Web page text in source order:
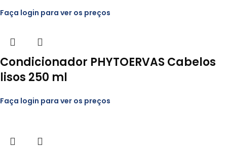
comentar.
You have to be logged in to be able to add photos to your
Faça login para ver os preços
Condicionador PHYTOERVAS Cabelos
lisos 250 ml
Faça login para ver os preços